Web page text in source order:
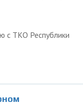
с ТКО Республики